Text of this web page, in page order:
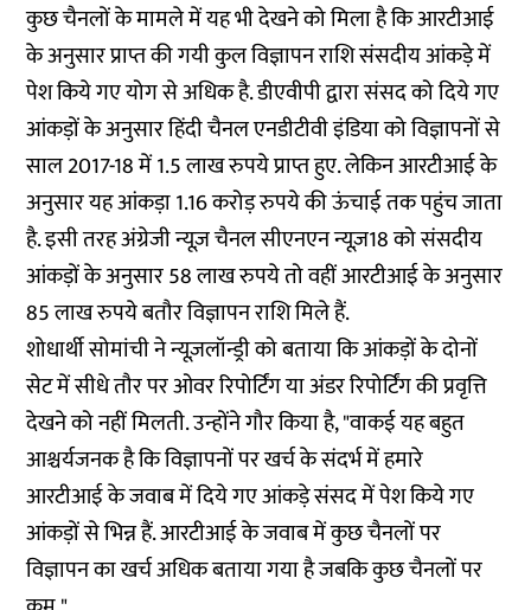
कुछ चैनलों के मामले में यह भी देखने को मिला है कि आरटीआई
के अनुसार प्राप्त की गयी कुल विज्ञापन राशि संसदीय आंकड़े में
पेश किये गए योग से अधिक है. डीएवीपी द्वारा संसद को दिये गए
आंकड़ों के अनुसार हिंदी चैनल एनडीटीवी इंडिया को विज्ञापनों से
साल 2017-18 में 1.5 लाख रुपये प्राप्त हुए. लेकिन आरटीआई के
अनुसार यह आंकड़ा 1.16 करोड़ रुपये की ऊंचाई तक पहुंच जाता
है. इसी तरह अंग्रेजी न्यूज़ चैनल सीएनएन न्यूज़18 को संसदीय
आंकड़ों के अनुसार 58 लाख रुपये तो वहीं आरटीआई के अनुसार
85 लाख रुपये बतौर विज्ञापन राशि मिले हैं.
शोधार्थी सोमांची ने न्यूज़लॉन्ड्री को बताया कि आंकड़ों के दोनों
सेट में सीधे तौर पर ओवर रिपोर्टिंग या अंडर रिपोर्टिंग की प्रवृत्ति
देखने को नहीं मिलती. उन्होंने गौर किया है, "वाकई यह बहुत
आश्चर्यजनक है कि विज्ञापनों पर खर्च के संदर्भ में हमारे
आरटीआई के जवाब में दिये गए आंकड़े संसद में पेश किये गए
आंकड़ों से भिन्न हैं. आरटीआई के जवाब में कुछ चैनलों पर
विज्ञापन का खर्च अधिक बताया गया है जबकि कुछ चैनलों पर